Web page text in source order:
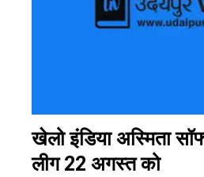
खेलो इंडिया अस्मिता
लीग 22 अगस्त को